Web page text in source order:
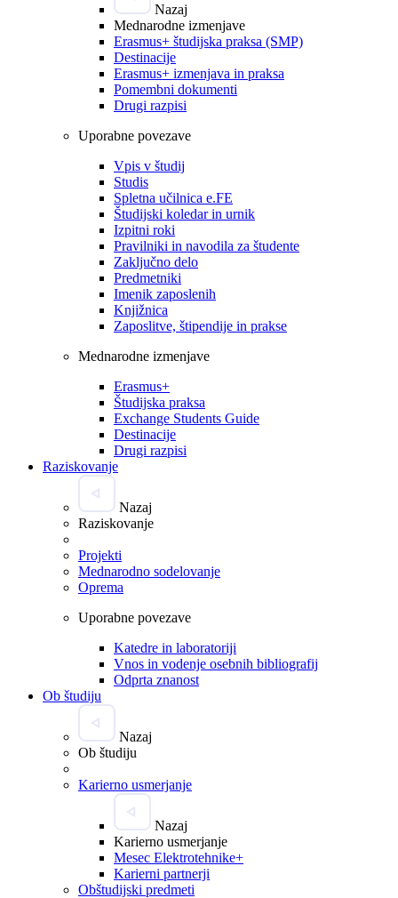
Nazaj
Mednarodne izmenjave
Erasmus+ študijska praksa (SMP)
Destinacije
Erasmus+ izmenjava in praksa
Pomembni dokumenti
Drugi razpisi
Uporabne povezave
Vpis v študij
Studis
Spletna učilnica e.FE
Študijski koledar in urnik
Izpitni roki
Pravilniki in navodila za študente
Zaključno delo
Predmetniki
Imenik zaposlenih
Knjižnica
Zaposlitve, štipendije in prakse
Mednarodne izmenjave
Erasmus+
Študijska praksa
Exchange Students Guide
Destinacije
Drugi razpisi
Raziskovanje
Nazaj
Raziskovanje
Projekti
Mednarodno sodelovanje
Oprema
Uporabne povezave
Katedre in laboratoriji
Vnos in vodenje osebnih bibliografij
Odprta znanost
Ob študiju
Nazaj
Ob študiju
Karierno usmerjanje
Nazaj
Karierno usmerjanje
Mesec Elektrotehnike+
Karierni partnerji
Obštudijski predmeti